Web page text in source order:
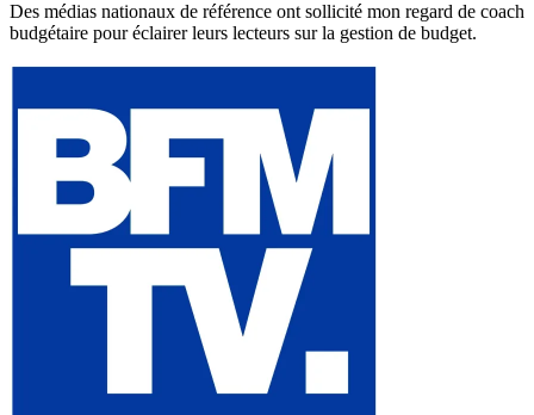
Des médias nationaux de référence ont sollicité mon regard de coach
budgétaire pour éclairer leurs lecteurs sur la gestion de budget.